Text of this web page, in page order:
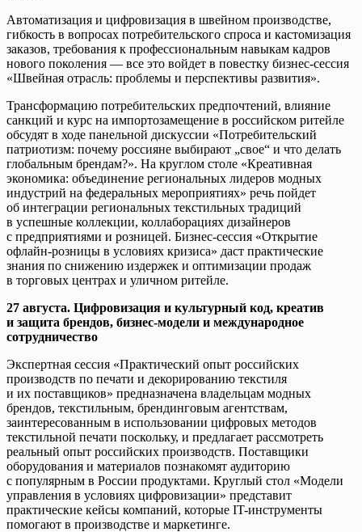
Автоматизация и цифровизация в швейном производстве,
гибкость в вопросах потребительского спроса и кастомизация
заказов, требования к профессиональным навыкам кадров
нового поколения — все это войдет в повестку бизнес-сессия
«Швейная отрасль: проблемы и перспективы развития».
Трансформацию потребительских предпочтений, влияние
санкций и курс на импортозамещение в российском ритейле
обсудят в ходе панельной дискуссии «Потребительский
патриотизм: почему россияне выбирают „свое“ и что делать
глобальным брендам?». На круглом столе «Креативная
экономика: объединение региональных лидеров модных
индустрий на федеральных мероприятиях» речь пойдет
об интеграции региональных текстильных традиций
в успешные коллекции, коллаборациях дизайнеров
с предприятиями и розницей. Бизнес-сессия «Открытие
офлайн-розницы в условиях кризиса» даст практические
знания по снижению издержек и оптимизации продаж
в торговых центрах и уличном ритейле.
27 августа. Цифровизация и культурный код, креатив
и защита брендов, бизнес-модели и международное
сотрудничество
Экспертная сессия «Практический опыт российских
производств по печати и декорированию текстиля
и их поставщиков» предназначена владельцам модных
брендов, текстильным, брендинговым агентствам,
заинтересованным в использовании цифровых методов
текстильной печати поскольку, и предлагает рассмотреть
реальный опыт российских производств. Поставщики
оборудования и материалов познакомят аудиторию
с популярным в России продуктами. Круглый стол «Модели
управления в условиях цифровизации» представит
практические кейсы компаний, которые IT-инструменты
помогают в производстве и маркетинге.